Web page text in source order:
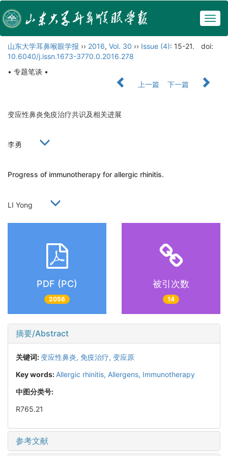
山东大学耳鼻喉眼学报 ›› 2016, Vol. 30 ›› Issue (4): 15-21.
doi:
10.6040/j.issn.1673-3770.0.2016.278
• 专题笔谈 •
上一篇
下一篇
变应性鼻炎免疫治疗共识及相关进展
李勇
Progress of immunotherapy for allergic rhinitis.
LI Yong
PDF (PC)
2056
被引次数
14
摘要/Abstract
关键词:变应性鼻炎, 免疫治疗, 变应原
Key words: Allergic rhinitis, Allergens, Immunotherapy
中图分类号:
R765.21
参考文献